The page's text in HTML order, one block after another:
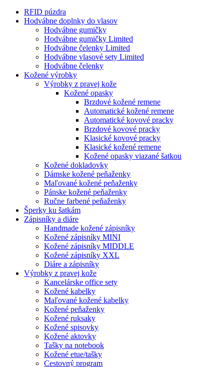
RFID púzdra
Hodvábne doplnky do vlasov
Hodvábne gumičky
Hodvábne gumičky Limited
Hodvábne čelenky Limited
Hodvábne vlasové sety Limited
Hodvábne čelenky
Kožené výrobky
Výrobky z pravej kože
Kožené opasky
Brzdové kožené remene
Automatické kožené remene
Automatické kovové pracky
Brzdové kovové pracky
Klasické kovové pracky
Klasické kožené remene
Kožené opasky viazané šatkou
Kožené dokladovky
Dámske kožené peňaženky
Maľované kožené peňaženky
Pánske kožené peňaženky
Ručne farbené peňaženky
Šperky ku šatkám
Zápisníky a diáre
Handmade kožené zápisníky
Kožené zápisníky MINI
Kožené zápisníky MIDDLE
Kožené zápisníky XXL
Diáre a zápisníky
Výrobky z pravej kože
Kancelárske office sety
Kožené kabelky
Maľované kožené kabelky
Kožené peňaženky
Kožené ruksaky
Kožené spisovky
Kožené aktovky
Tašky na notebook
Kožené etue/tašky
Cestovný program